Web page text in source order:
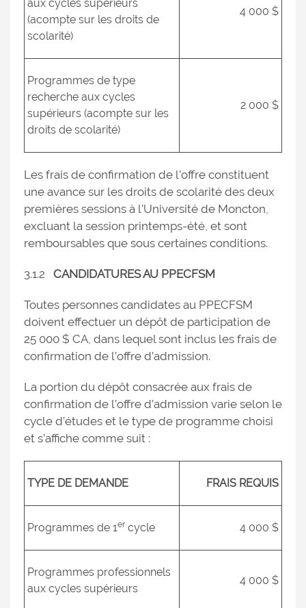
aux cycles supérieurs
(acompte sur les droits de
scolarité)
4 000 $
Programmes de type
recherche aux cycles
supérieurs (acompte sur les
droits de scolarité)
2 000 $
Les frais de confirmation de l’offre constituent
une avance sur les droits de scolarité des deux
premières sessions à l’Université de Moncton,
excluant la session printemps-été, et sont
remboursables que sous certaines conditions.
3.1.2 CANDIDATURES AU PPECFSM
Toutes personnes candidates au PPECFSM
doivent effectuer un dépôt de participation de
25 000 $ CA, dans lequel sont inclus les frais de
confirmation de l’offre d’admission.
La portion du dépôt consacrée aux frais de
confirmation de l’offre d’admission varie selon le
cycle d’études et le type de programme choisi
et s’affiche comme suit :
TYPE DE DEMANDE FRAIS REQUIS
Programmes de 1er cycle 4 000 $
Programmes professionnels
aux cycles supérieurs
4 000 $